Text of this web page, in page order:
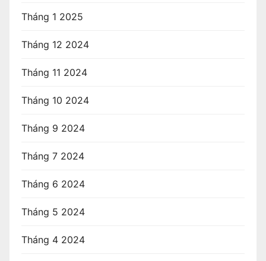
Tháng 1 2025
Tháng 12 2024
Tháng 11 2024
Tháng 10 2024
Tháng 9 2024
Tháng 7 2024
Tháng 6 2024
Tháng 5 2024
Tháng 4 2024